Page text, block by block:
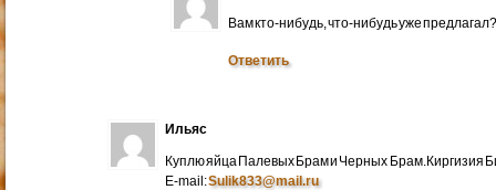
Вам кто-нибудь, что-нибудь уже
Ответить
Ильяс
Куплю яйца Палевых Брам и Черных Брам.Киргизия
E-mail:Sulik833@mail.ru